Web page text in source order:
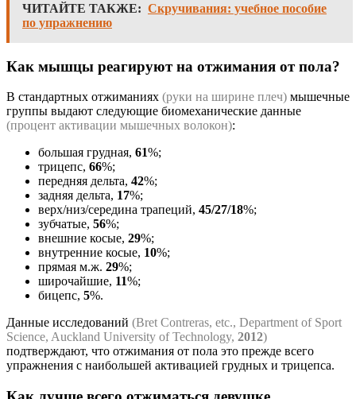
ЧИТАЙТЕ ТАКЖЕ: Скручивания: учебное пособие
по упражнению
Как мышцы реагируют на отжимания от пола?
В стандартных отжиманиях (руки на ширине плеч) мышечные
группы выдают следующие биомеханические данные
(процент активации мышечных волокон):
большая грудная, 61%;
трицепс, 66%;
передняя дельта, 42%;
задняя дельта, 17%;
верх/низ/середина трапеций, 45/27/18%;
зубчатые, 56%;
внешние косые, 29%;
внутренние косые, 10%;
прямая м.ж. 29%;
широчайшие, 11%;
бицепс, 5%.
Данные исследований (Bret Contreras, etc., Department of Sport
Science, Auckland University of Technology, 2012)
подтверждают, что отжимания от пола это прежде всего
упражнения с наибольшей активацией грудных и трицепса.